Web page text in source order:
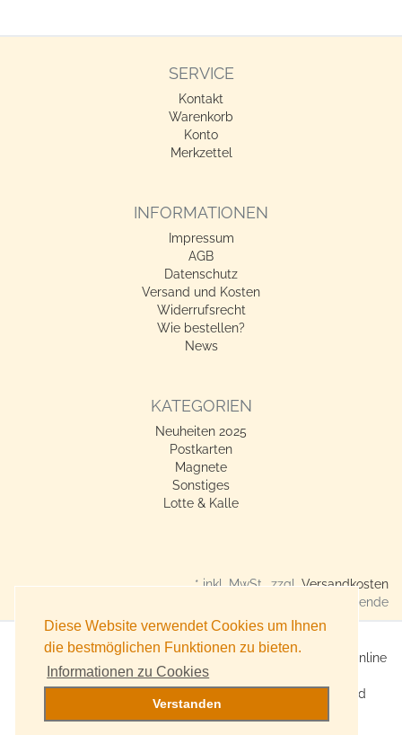
SERVICE
Kontakt
Warenkorb
Konto
Merkzettel
INFORMATIONEN
Impressum
AGB
Datenschutz
Versand und Kosten
Widerrufsrecht
Wie bestellen?
News
KATEGORIEN
Neuheiten 2025
Postkarten
Magnete
Sonstiges
Lotte & Kalle
* inkl. MwSt., zzgl.Versandkosten
Verkauf nur an Gewerbetreibende
X360° Postkarten-Shop - Geschenkideen für alle Anlässe online
kaufen
Online Versand für Trend-Produkte, Lifestyle-Artikel und
Accessoires
Diese Website verwendet Cookies um Ihnen
die bestmöglichen Funktionen zu bieten.
Informationen zu Cookies
Verstanden